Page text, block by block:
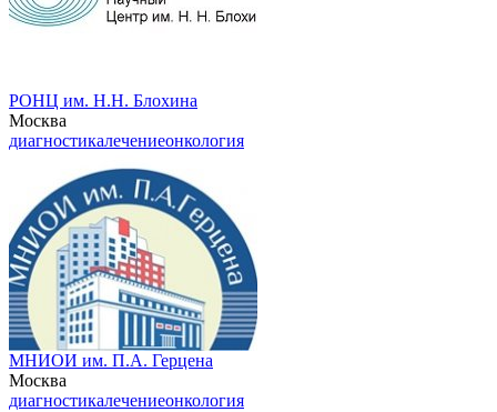
РОНЦ им. Н.Н. Блохина
Москва
диагностикалечениеонкология
МНИОИ им. П.А. Герцена
Москва
диагностикалечениеонкология